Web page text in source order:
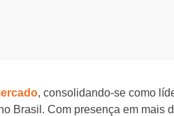
, consolidando-se como
Brasil. Com presença em mais